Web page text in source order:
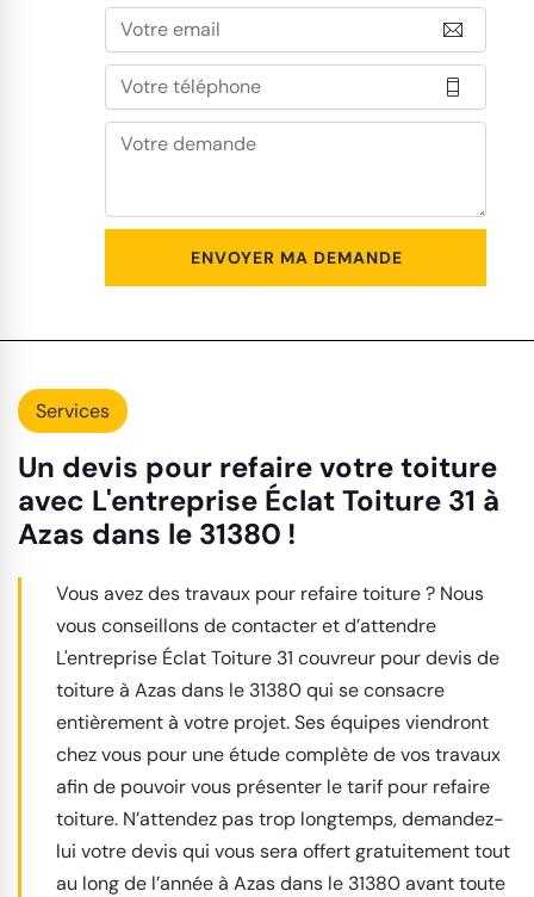
Services
Un devis pour refaire votre toiture
avec L'entreprise Éclat Toiture 31 à
Azas dans le 31380 !
Vous avez des travaux pour refaire toiture ? Nous
vous conseillons de contacter et d’attendre
L'entreprise Éclat Toiture 31 couvreur pour devis de
toiture à Azas dans le 31380 qui se consacre
entièrement à votre projet. Ses équipes viendront
chez vous pour une étude complète de vos travaux
afin de pouvoir vous présenter le tarif pour refaire
toiture. N’attendez pas trop longtemps, demandez-
lui votre devis qui vous sera offert gratuitement tout
au long de l’année à Azas dans le 31380 avant toute